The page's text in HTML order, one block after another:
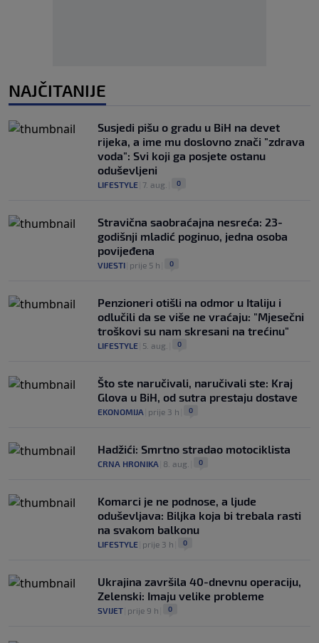
NAJČITANIJE
Susjedi pišu o gradu u BiH na devet
rijeka, a ime mu doslovno znači "zdrava
voda": Svi koji ga posjete ostanu
oduševljeni
LIFESTYLE 7. aug. 0
Stravična saobraćajna nesreća: 23-
godišnji mladić poginuo, jedna osoba
povijeđena
VIJESTI prije 5 h 0
Penzioneri otišli na odmor u Italiju i
odlučili da se više ne vraćaju: "Mjesečni
troškovi su nam skresani na trećinu"
LIFESTYLE 5. aug. 0
Što ste naručivali, naručivali ste: Kraj
Glova u BiH, od sutra prestaju dostave
EKONOMIJA prije 3 h 0
Hadžići: Smrtno stradao motociklista
CRNA HRONIKA 8. aug. 0
Komarci je ne podnose, a ljude
oduševljava: Biljka koja bi trebala rasti
na svakom balkonu
LIFESTYLE prije 3 h 0
Ukrajina završila 40-dnevnu operaciju,
Zelenski: Imaju velike probleme
SVIJET prije 9 h 0